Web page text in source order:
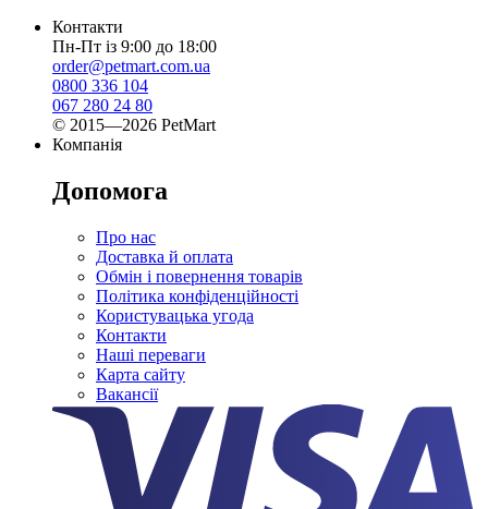
Контакти
Пн-Пт із 9:00 до 18:00
order@petmart.com.ua
0800 336 104
067 280 24 80
© 2015—2026 PetMart
Компанія
Допомога
Про нас
Доставка й оплата
Обмін і повернення товарів
Політика конфіденційності
Користувацька угода
Контакти
Наші переваги
Карта сайту
Вакансії